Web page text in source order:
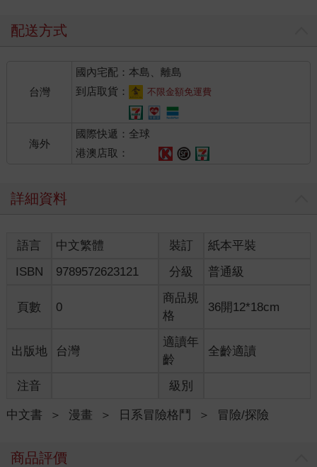
配送方式
台灣
國內宅配：本島、離島
到店取貨：
不限金額免運費
海外
國際快遞：全球
港澳店取：
詳細資料
語言 中文繁體 裝訂
紙本平裝
ISBN
9789572623121 分級 普通級
頁數 0
商品規
格
36開12*18cm
出版地 台灣
適讀年
齡
全齡適讀
注音 級別
中文書 ＞ 漫畫 ＞ 日系冒險格鬥 ＞ 冒險/探險
商品評價